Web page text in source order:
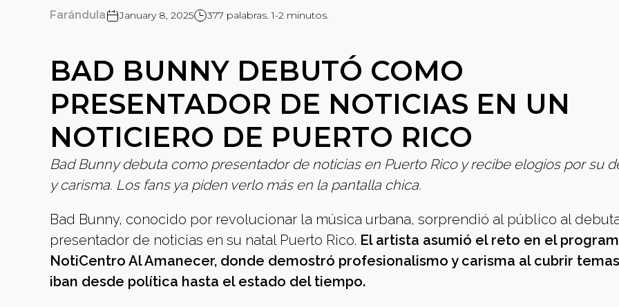
Farándula January 8, 2025 377 palabras. 1-2 minutos.
BAD BUNNY DEBUTÓ COMO
PRESENTADOR DE NOTICIAS EN UN
NOTICIERO DE PUERTO RICO
Bad Bunny debuta como presentador de noticias en Puerto Rico y recibe elogios por su
y carisma. Los fans ya piden verlo más en la pantalla chica.
Bad Bunny, conocido por revolucionar la música urbana, sorprendió al público al
presentador de noticias en su natal Puerto Rico. El artista asumió el reto en el
NotiCentro Al Amanecer, donde demostró profesionalismo y carisma al cubrir
iban desde política hasta el estado del tiempo.